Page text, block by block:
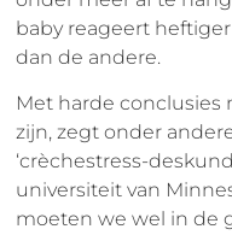
baby reageert
dan de andere.
Met harde
zijn, zegt onder
‘crèchestress-
universiteit van
moeten we wel in de